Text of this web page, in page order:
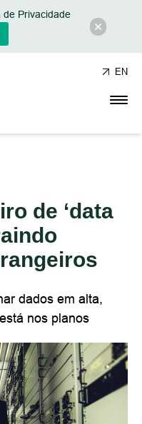
Privacidade
EN
de ‘data
dados em alta,
nos planos